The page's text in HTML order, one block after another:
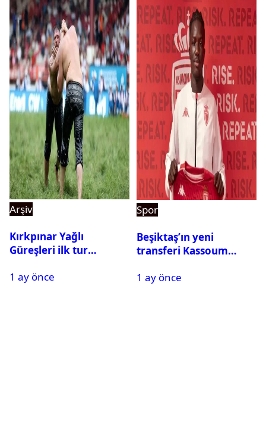
Arşiv
Kırkpınar Yağlı
Güreşleri ilk tur
2. tura geçen
1 ay önce
Spor
Beşiktaş’ın yeni
transferi Kassoum
gelecek? Resmi
1 ay önce